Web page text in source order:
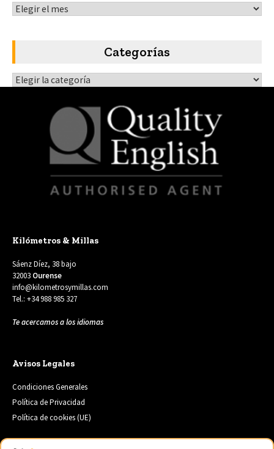
Archivos
Categorías
Categorías
Kilómetros & Millas
Sáenz Díez, 38 bajo
32003 Ourense
info@kilometrosymillas.com
Tel.: +34 988 985 327
Te acercamos a los idiomas
Avisos Legales
Condiciones Generales
Política de Privacidad
Política de cookies (UE)